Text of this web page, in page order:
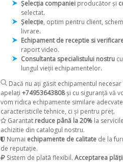
Șelecția companiei producător și
selectat.
Șelecție, optim pentru client,
livrare.
Echipament de receptie si
raport video.
Consultanta specialistului nostru
lungul vieții echipamentelor.
Dacă nu ați găsit echipamentul
apelați +74953643808și cu siguranță vă
vom ridica echipamente similare
caracteristicile tehnice, ci și pentru preț.
Garantat reduce până la 20% la
achizitie din catalogul nostru.
Numai echipamente de calitate de la
de reputație.
Sistem de platã flexibil. Acceptarea